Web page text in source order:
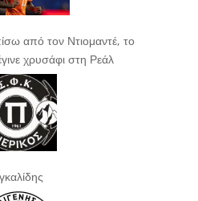
από τον Ντιομαντέ, το
χρυσάφι στη Ρεάλ